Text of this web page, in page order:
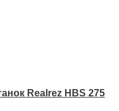
Realrez HBS 275